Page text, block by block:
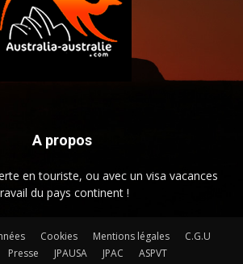
A propos
en touriste, ou avec un visa vacances
du pays continent !
Cookies Mentions légales
C.G.U
Presse JPAUSA JPAC ASPVT